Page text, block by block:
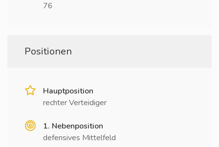
76
Positionen
Hauptposition
rechter Verteidiger
1. Nebenposition
defensives Mittelfeld